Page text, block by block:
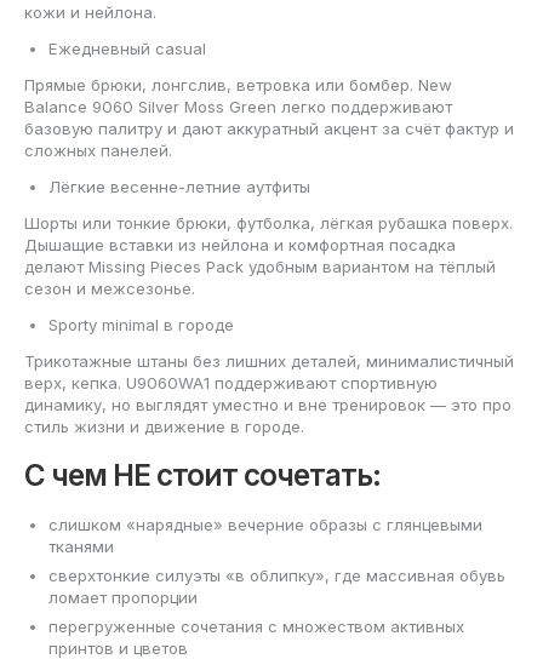
кожи и нейлона.
Ежедневный casual
Прямые брюки, лонгслив, ветровка или бомбер. New
Balance 9060 Silver Moss Green легко поддерживают
базовую палитру и дают аккуратный акцент за счёт фактур и
сложных панелей.
Лёгкие весенне-летние аутфиты
Шорты или тонкие брюки, футболка, лёгкая рубашка поверх.
Дышащие вставки из нейлона и комфортная посадка
делают Missing Pieces Pack удобным вариантом на тёплый
сезон и межсезонье.
Sporty minimal в городе
Трикотажные штаны без лишних деталей, минималистичный
верх, кепка. U9060WA1 поддерживают спортивную
динамику, но выглядят уместно и вне тренировок — это про
стиль жизни и движение в городе.
С чем НЕ стоит сочетать:
слишком «нарядные» вечерние образы с глянцевыми
тканями
сверхтонкие силуэты «в облипку», где массивная обувь
ломает пропорции
перегруженные сочетания с множеством активных
принтов и цветов